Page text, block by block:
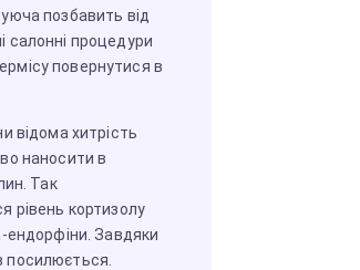
позбавить від
салонні процедури
повернутися в
відома хитрість
наносити в
Так
рівень кортизолу
ендорфіни. Завдяки
посилюється.